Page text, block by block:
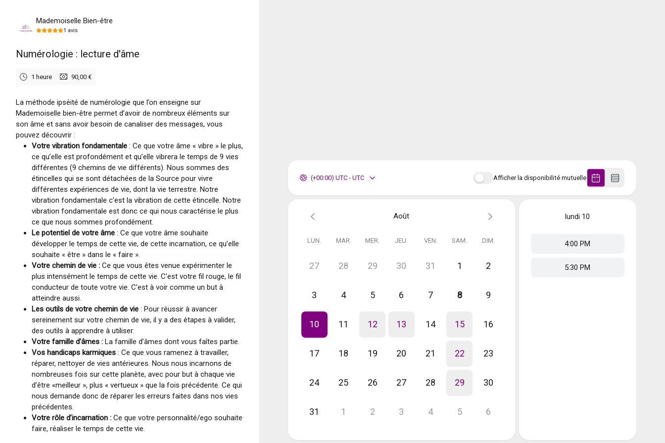
Mademoiselle Bien-être
1 avis
Numérologie : lecture d'âme
1 heure 90,00 €
La méthode ipséité de numérologie que l’on enseigne sur
Mademoiselle bien-être permet d’avoir de nombreux éléments sur
son âme et sans avoir besoin de canaliser des messages, vous
pouvez découvrir :
Votre vibration fondamentale : Ce que votre âme « vibre » le plus,
ce qu’elle est profondément et qu’elle vibrera le temps de 9 vies
différentes (9 chemins de vie différents). Nous sommes des
étincelles qui se sont détachées de la Source pour vivre
différentes expériences de vie, dont la vie terrestre. Notre
vibration fondamentale c’est la vibration de cette étincelle. Notre
vibration fondamentale est donc ce qui nous caractérise le plus
ce que nous sommes profondément.
Le potentiel de votre âme : Ce que votre âme souhaite
développer le temps de cette vie, de cette incarnation, ce qu’elle
souhaite « être » dans le « faire ».
Votre chemin de vie : Ce que vous êtes venue expérimenter le
plus intensément le temps de cette vie. C’est votre fil rouge, le fil
conducteur de toute votre vie. C’est à voir comme un but à
atteindre aussi.
Les outils de votre chemin de vie : Pour réussir à avancer
sereinement sur votre chemin de vie, il y a des étapes à valider,
des outils à apprendre à utiliser.
Votre famille d’âmes : La famille d’âmes dont vous faîtes partie.
Vos handicaps karmiques : Ce que vous ramenez à travailler,
réparer, nettoyer de vies antérieures. Nous nous incarnons de
nombreuses fois sur cette planète, avec pour but à chaque vie
d’être «meilleur », plus « vertueux » que la fois précédente. Ce qui
nous demande donc de réparer les erreurs faites dans nos vies
précédentes.
Votre rôle d’incarnation : Ce que votre personnalité/ego souhaite
faire, réaliser le temps de cette vie.
Afficher la disponibilité mutuelle
(+00:00) UTC - UTC
Août
LUN. MAR. MER. JEU. VEN. SAM. DIM.
27 28 29 30 31 1 2
3 4 5 6 7 8 9
10 11 12 13 14 15 16
17 18 19 20 21 22 23
24 25 26 27 28 29 30
31 1 2 3 4 5 6
lundi 10
4:00 PM
5:30 PM